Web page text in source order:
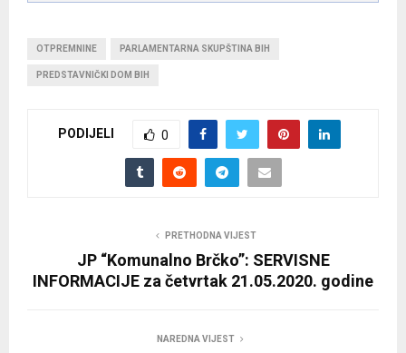
OTPREMNINE PARLAMENTARNA SKUPŠTINA BIH
PREDSTAVNIČKI DOM BIH
PODIJELI 0
PRETHODNA VIJEST
JP “Komunalno Brčko”: SERVISNE
INFORMACIJE za četvrtak 21.05.2020. godine
NAREDNA VIJEST